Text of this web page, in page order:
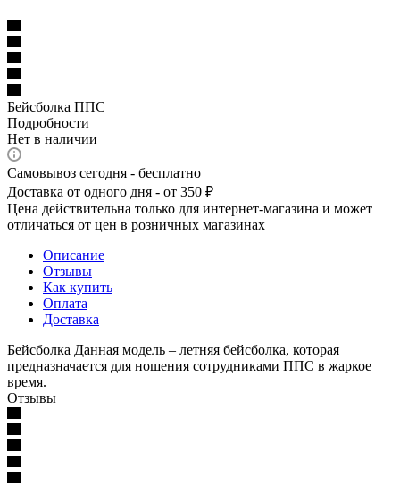
Бейсболка ППС
Подробности
Нет в наличии
Самовывоз сегодня - бесплатно
Доставка от одного дня - от 350 ₽
Цена действительна только для интернет-магазина и может
отличаться от цен в розничных магазинах
Описание
Отзывы
Как купить
Оплата
Доставка
Бейсболка Данная модель – летняя бейсболка, которая
предназначается для ношения сотрудниками ППС в жаркое
время.
Отзывы